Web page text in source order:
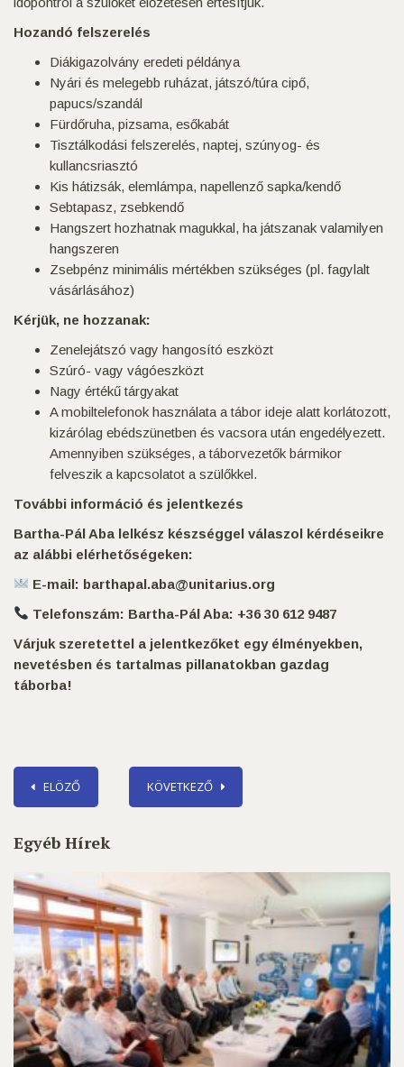
Hozandó felszerelés
Diákigazolvány eredeti példánya
Nyári és melegebb ruházat, játszó/túra cipő,
papucs/szandál
Fürdőruha, pizsama, esőkabát
Tisztálkodási felszerelés, naptej, szúnyog- és
kullancsriasztó
Kis hátizsák, elemlámpa, napellenző sapka/kendő
Sebtapasz, zsebkendő
Hangszert hozhatnak magukkal, ha játszanak valamilyen
hangszeren
Zsebpénz minimális mértékben szükséges (pl. fagylalt
vásárlásához)
Kérjük, ne hozzanak:
Zenelejátszó vagy hangosító eszközt
Szúró- vagy vágóeszközt
Nagy értékű tárgyakat
A mobiltelefonok használata a tábor ideje alatt korlátozott,
kizárólag ebédszünetben és vacsora után engedélyezett.
Amennyiben szükséges, a táborvezetők bármikor
felveszik a kapcsolatot a szülőkkel.
További információ és jelentkezés
Bartha-Pál Aba lelkész készséggel válaszol kérdéseikre
az alábbi elérhetőségeken:
E-mail: barthapal.aba@unitarius.org
Telefonszám: Bartha-Pál Aba: +36 30 612 9487
Várjuk szeretettel a jelentkezőket egy élményekben,
nevetésben és tartalmas pillanatokban gazdag
táborba!
ELÖZŐ KÖVETKEZŐ
Egyéb Hírek